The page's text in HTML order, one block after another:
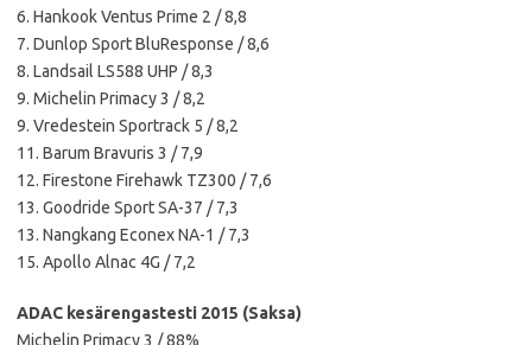
6. Hankook Ventus Prime 2 / 8,8
7. Dunlop Sport BluResponse / 8,6
8. Landsail LS588 UHP / 8,3
9. Michelin Primacy 3 / 8,2
9. Vredestein Sportrack 5 / 8,2
11. Barum Bravuris 3 / 7,9
12. Firestone Firehawk TZ300 / 7,6
13. Goodride Sport SA-37 / 7,3
13. Nangkang Econex NA-1 / 7,3
15. Apollo Alnac 4G / 7,2
ADAC kesärengastesti 2015 (Saksa)
Michelin Primacy 3 / 88%